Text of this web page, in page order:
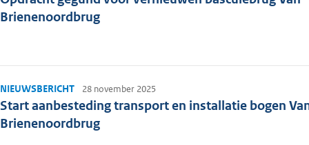
Brienenoordbrug
Start aanbesteding transport en installatie bogen
Brienenoordbrug
NIEUWSBERICHT 28 november 2025